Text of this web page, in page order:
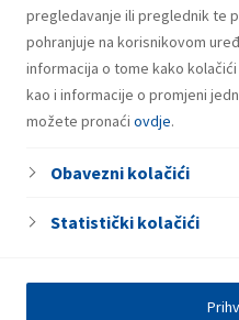
pregledavanje ili preglednik te
pohranjuje na korisnikovom
informacija o tome kako
kao i informacije o promjeni
možete pronaći ovdje.
Obavezni kolačići
Statistički kolačići